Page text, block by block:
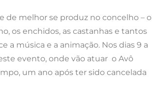
de melhor se produz no concelho – o
os enchidos, as castanhas e tantos
música e a animação. Nos dias 9 a
evento, onde vão atuar o Avô
um ano após ter sido cancelada